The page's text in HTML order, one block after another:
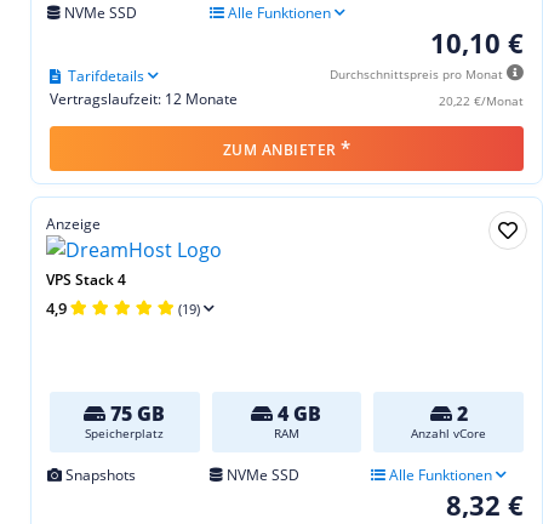
NVMe SSD
Alle Funktionen
10,10 €
Durchschnittspreis pro Monat
20,22 €/Monat
Vertragslaufzeit: 12 Monate
Tarifdetails
ZUM ANBIETER *
Anzeige
VPS Stack 4
4,9 (19)
75 GB
Speicherplatz
4 GB
RAM
2
Anzahl vCore
Snapshots NVMe SSD Alle Funktionen
8,32 €